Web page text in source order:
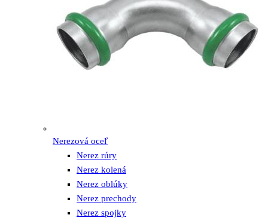
Nerezová oceľ
Nerez rúry
Nerez kolená
Nerez oblúky
Nerez prechody
Nerez spojky